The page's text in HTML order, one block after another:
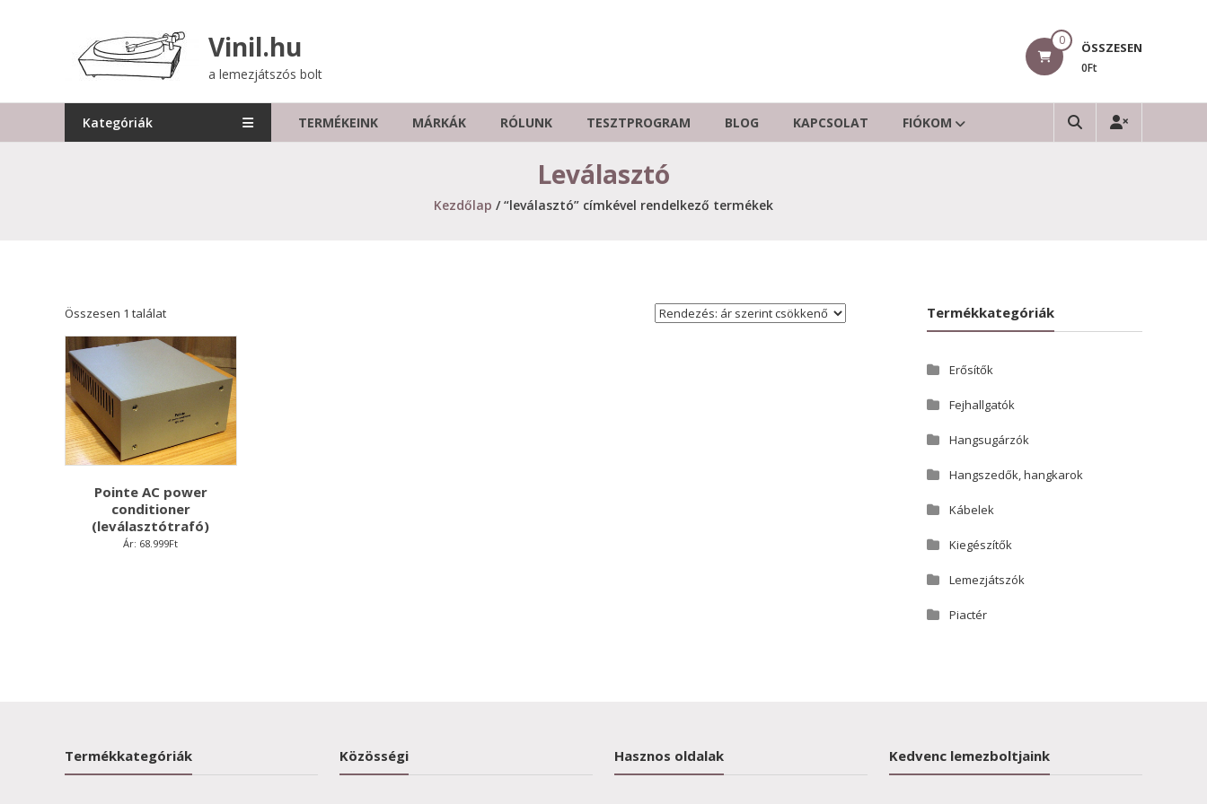
Vinil.hu
a lemezjátszós bolt
0 ÖSSZESEN
0Ft
Kategóriák TERMÉKEINK MÁRKÁK RÓLUNK TESZTPROGRAM BLOG KAPCSOLAT FIÓKOM
Leválasztó
Kezdőlap / “leválasztó” címkével rendelkező termékek
Összesen 1 találat
Pointe AC power
conditioner
(leválasztótrafó)
Ár: 68.999Ft
Termékkategóriák
Erősítők
Fejhallgatók
Hangsugárzók
Hangszedők, hangkarok
Kábelek
Kiegészítők
Lemezjátszók
Piactér
Termékkategóriák Közösségi Hasznos oldalak Kedvenc lemezboltjaink